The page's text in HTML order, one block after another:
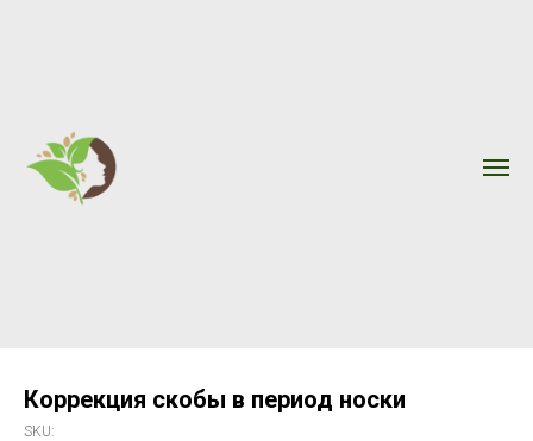
Коррекция скобы в период носки
SKU: